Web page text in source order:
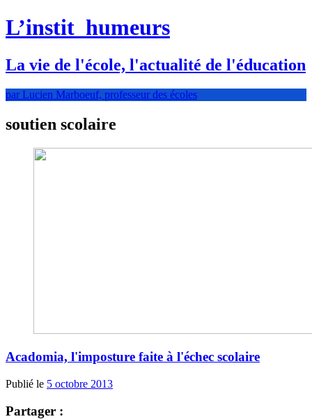
L’instit humeurs
La vie de l'école, l'actualité de l'éducation
par Lucien Marboeuf, professeur des écoles
soutien scolaire
Acadomia, l'imposture faite à l'échec scolaire
Publié le 5 octobre 2013
Partager :